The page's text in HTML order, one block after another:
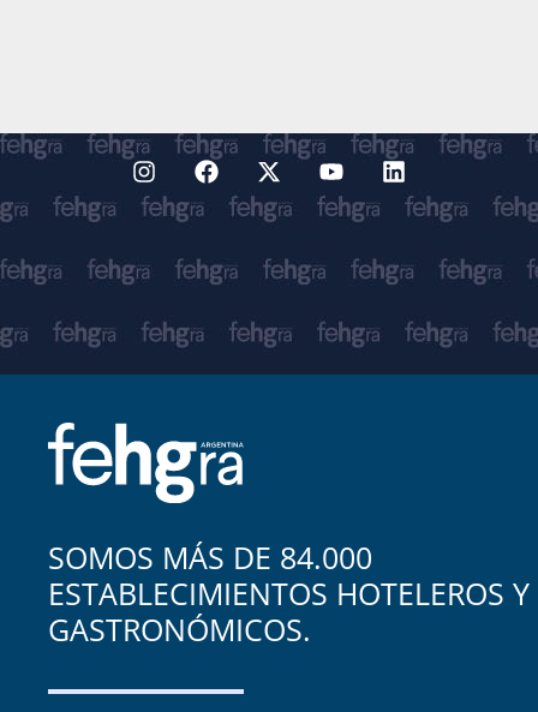
SOMOS MÁS DE 84.000
ESTABLECIMIENTOS HOTELEROS Y
GASTRONÓMICOS.